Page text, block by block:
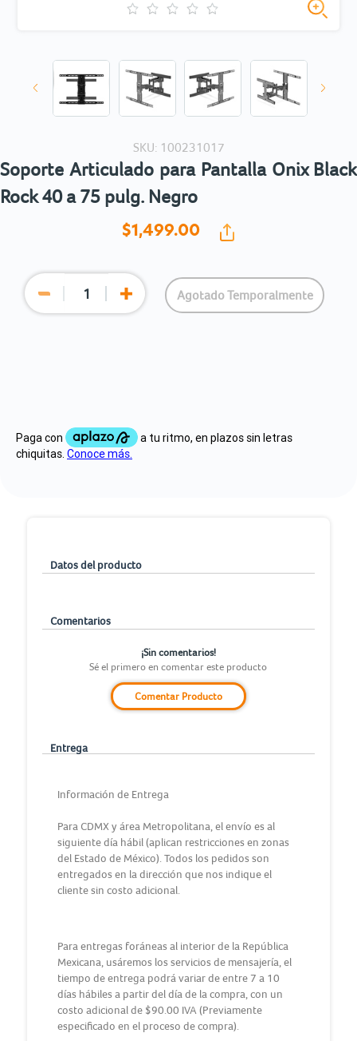
SKU: 100231017
Soporte Articulado para Pantalla Onix Black
Rock 40 a 75 pulg. Negro
$1,499.00
Agotado Temporalmente
Datos del producto
Comentarios
¡Sin comentarios!
Sé el primero en comentar este producto
Comentar Producto
Entrega
Información de Entrega
Para CDMX y área Metropolitana, el envío es al
siguiente día hábil (aplican restricciones en zonas
del Estado de México). Todos los pedidos son
entregados en la dirección que nos indique el
cliente sin costo adicional.
Para entregas foráneas al interior de la República
Mexicana, usáremos los servicios de mensajería, el
tiempo de entrega podrá variar de entre 7 a 10
días hábiles a partir del día de la compra, con un
costo adicional de $90.00 IVA (Previamente
especificado en el proceso de compra).